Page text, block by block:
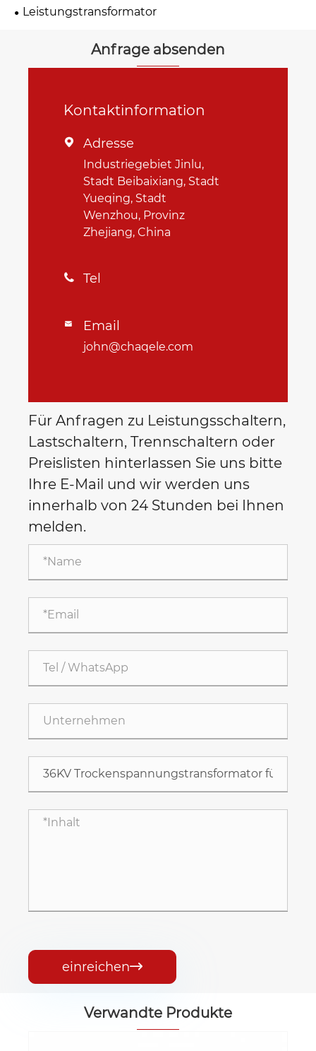
Leistungstransformator
Anfrage absenden
Kontaktinformation
 Adresse
Industriegebiet Jinlu,
Stadt Beibaixiang, Stadt
Yueqing, Stadt
Wenzhou, Provinz
Zhejiang, China
 Tel
 Email
john@chaqele.com
Für Anfragen zu Leistungsschaltern,
Lastschaltern, Trennschaltern oder
Preislisten hinterlassen Sie uns bitte
Ihre E-Mail und wir werden uns
innerhalb von 24 Stunden bei Ihnen
melden.
einreichen
Verwandte Produkte